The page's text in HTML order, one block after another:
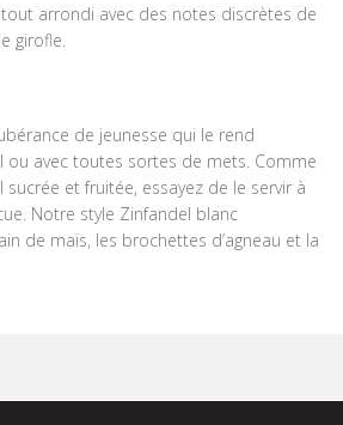
arrondi avec des notes discrètes de
girofle.
de jeunesse qui le rend
ou avec toutes sortes de mets. Comme
et fruitée, essayez de le servir à
Notre style Zinfandel blanc
de maïs, les brochettes d’agneau et la